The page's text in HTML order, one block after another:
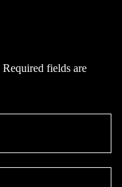
Required fields are